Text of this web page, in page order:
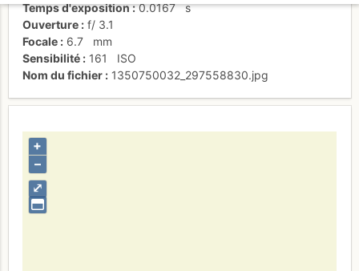
Temps d'exposition
0.0167 s
Ouverture
f/ 3.1
Focale
6.7
mm
Sensibilité
161
ISO
Nom du fichier
1350750032_297558830.jpg
⤢
+
–